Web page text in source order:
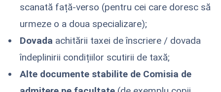
scanată față-verso (pentru cei care doresc să
urmeze o a doua specializare);
Dovada achitării taxei de înscriere / dovada
îndeplinirii condițiilor scutirii de taxă;
Alte documente stabilite de Comisia de